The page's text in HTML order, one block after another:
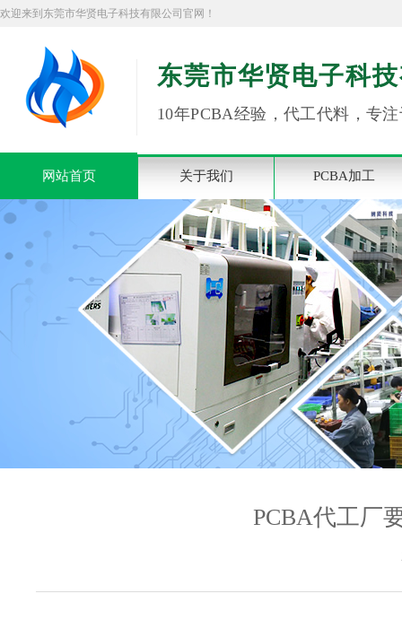
欢迎来到东莞市华贤电子科技有限公司官网！
东莞市华贤电子科
10年PCBA经验，代工代料，专
网站首页 关于我们 PCBA加工
PCBA代工厂